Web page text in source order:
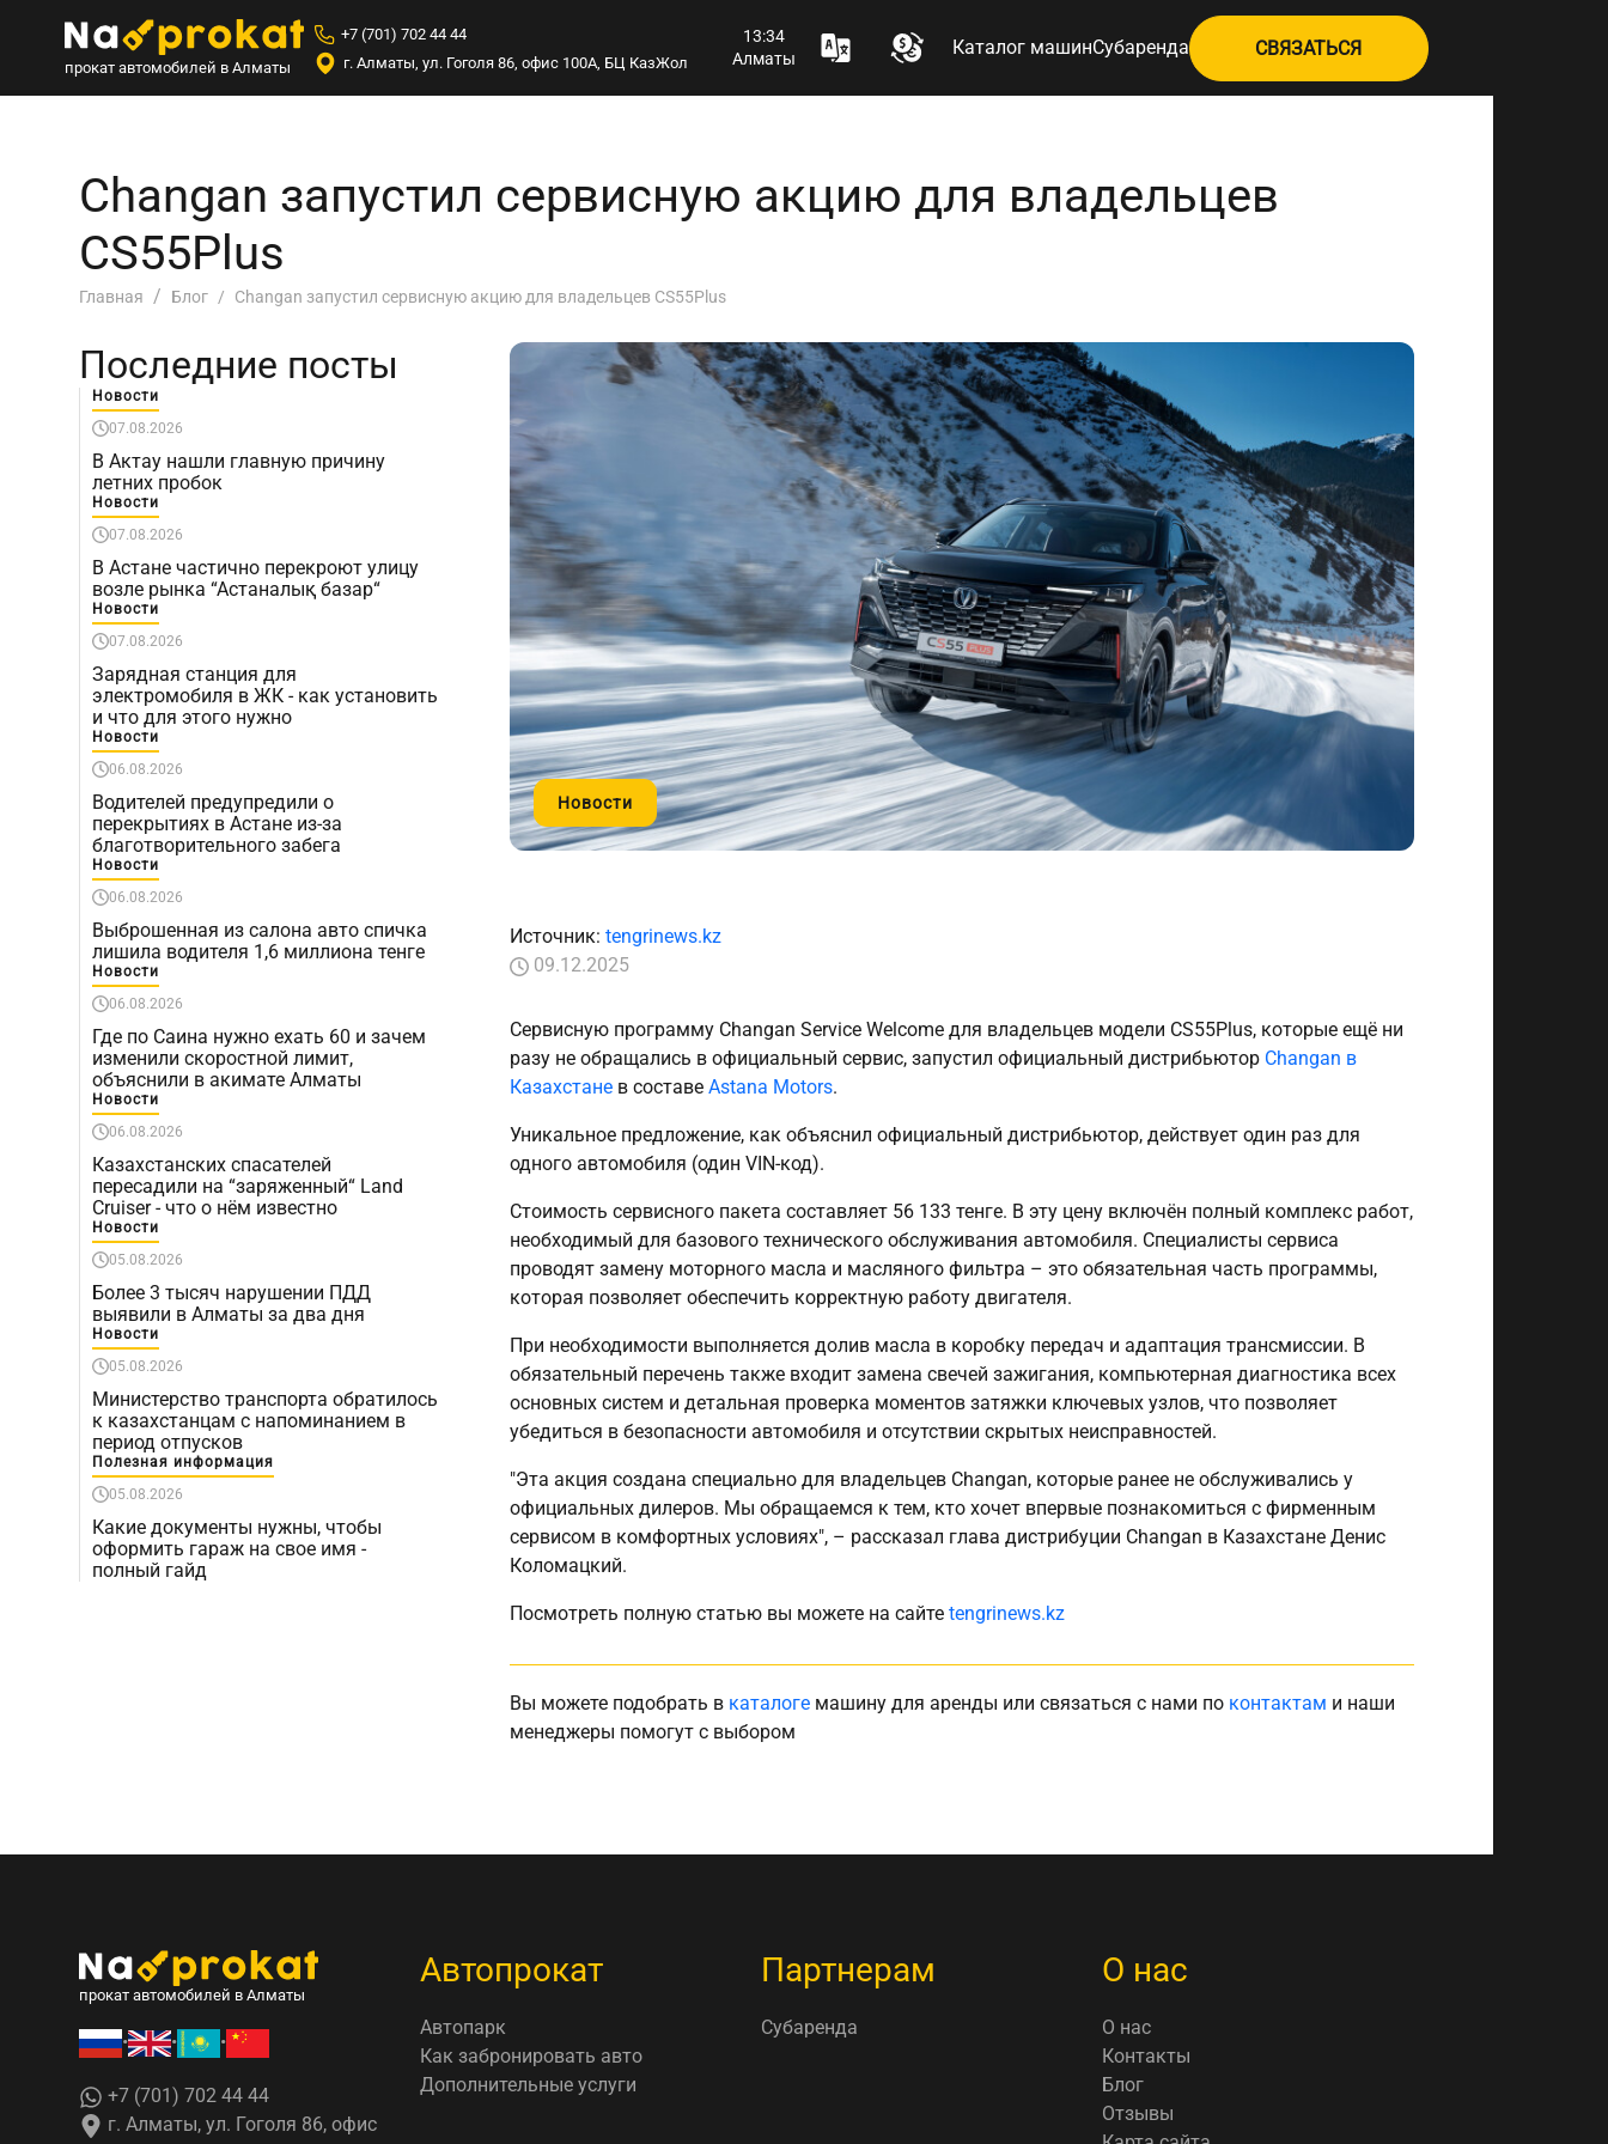
прокат автомобилей в Алматы
+7 (701) 702 44 44
г. Алматы, ул. Гоголя 86, офис 100А, БЦ КазЖол
13:34
Алматы
Каталог машинСубаренда СВЯЗАТЬСЯ
Changan запустил сервисную акцию для владельцев
CS55Plus
Главная Блог Changan запустил сервисную акцию для владельцев CS55Plus
Последние посты
Новости
07.08.2026
В Актау нашли главную причину
летних пробок
Новости
07.08.2026
В Астане частично перекроют улицу
возле рынка “Астаналық базар“
Новости
07.08.2026
Зарядная станция для
электромобиля в ЖК - как установить
и что для этого нужно
Новости
06.08.2026
Водителей предупредили о
перекрытиях в Астане из-за
благотворительного забега
Новости
06.08.2026
Выброшенная из салона авто спичка
лишила водителя 1,6 миллиона тенге
Новости
06.08.2026
Где по Саина нужно ехать 60 и зачем
изменили скоростной лимит,
объяснили в акимате Алматы
Новости
06.08.2026
Казахстанских спасателей
пересадили на “заряженный“ Land
Cruiser - что о нём известно
Новости
05.08.2026
Более 3 тысяч нарушении ПДД
выявили в Алматы за два дня
Новости
05.08.2026
Министерство транспорта обратилось
к казахстанцам с напоминанием в
период отпусков
Полезная информация
05.08.2026
Какие документы нужны, чтобы
оформить гараж на свое имя -
полный гайд
Новости
Источник: tengrinews.kz
09.12.2025
Сервисную программу Changan Service Welcome для владельцев модели CS55Plus, которые ещё ни
разу не обращались в официальный сервис, запустил официальный дистрибьютор Changan в
Казахстане в составе Astana Motors.
Уникальное предложение, как объяснил официальный дистрибьютор, действует один раз для
одного автомобиля (один VIN-код).
Стоимость сервисного пакета составляет 56 133 тенге. В эту цену включён полный комплекс работ,
необходимый для базового технического обслуживания автомобиля. Специалисты сервиса
проводят замену моторного масла и масляного фильтра – это обязательная часть программы,
которая позволяет обеспечить корректную работу двигателя.
При необходимости выполняется долив масла в коробку передач и адаптация трансмиссии. В
обязательный перечень также входит замена свечей зажигания, компьютерная диагностика всех
основных систем и детальная проверка моментов затяжки ключевых узлов, что позволяет
убедиться в безопасности автомобиля и отсутствии скрытых неисправностей.
"Эта акция создана специально для владельцев Changan, которые ранее не обслуживались у
официальных дилеров. Мы обращаемся к тем, кто хочет впервые познакомиться с фирменным
сервисом в комфортных условиях", – рассказал глава дистрибуции Changan в Казахстане Денис
Коломацкий.
Посмотреть полную статью вы можете на сайте tengrinews.kz
Вы можете подобрать в каталоге машину для аренды или связаться с нами по контактам и наши
менеджеры помогут с выбором
прокат автомобилей в Алматы
• • •
+7 (701) 702 44 44
г. Алматы, ул. Гоголя 86, офис
Автопрокат
Автопарк
Как забронировать авто
Дополнительные услуги
Партнерам
Субаренда
О нас
О нас
Контакты
Блог
Отзывы